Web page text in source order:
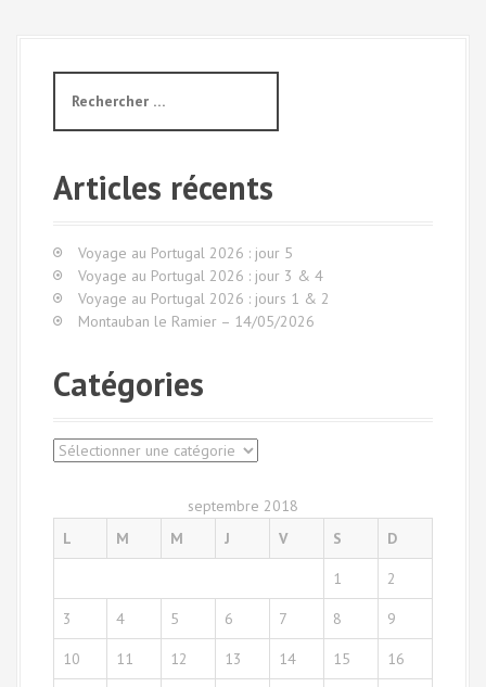
c
r
e
p
o
u
Articles récents
Voyage au Portugal 2026 : jour 5
Voyage au Portugal 2026 : jour 3 & 4
Voyage au Portugal 2026 : jours 1 & 2
Montauban le Ramier – 14/05/2026
Catégories
C
é
o
septembre 2018
L
M M J V S D
1 2
3 4 5 6 7 8 9
10 11 12 13 14 15 16